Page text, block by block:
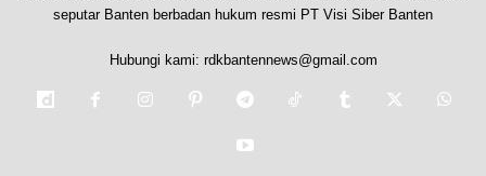
seputar Banten berbadan hukum resmi PT Visi Siber Banten
Hubungi kami: rdkbantennews@gmail.com